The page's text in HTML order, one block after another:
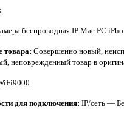
беспроводная IP Mac PC
товара: Совершенно новый,
неповрежденный товар в
для подключения: IP/сеть —